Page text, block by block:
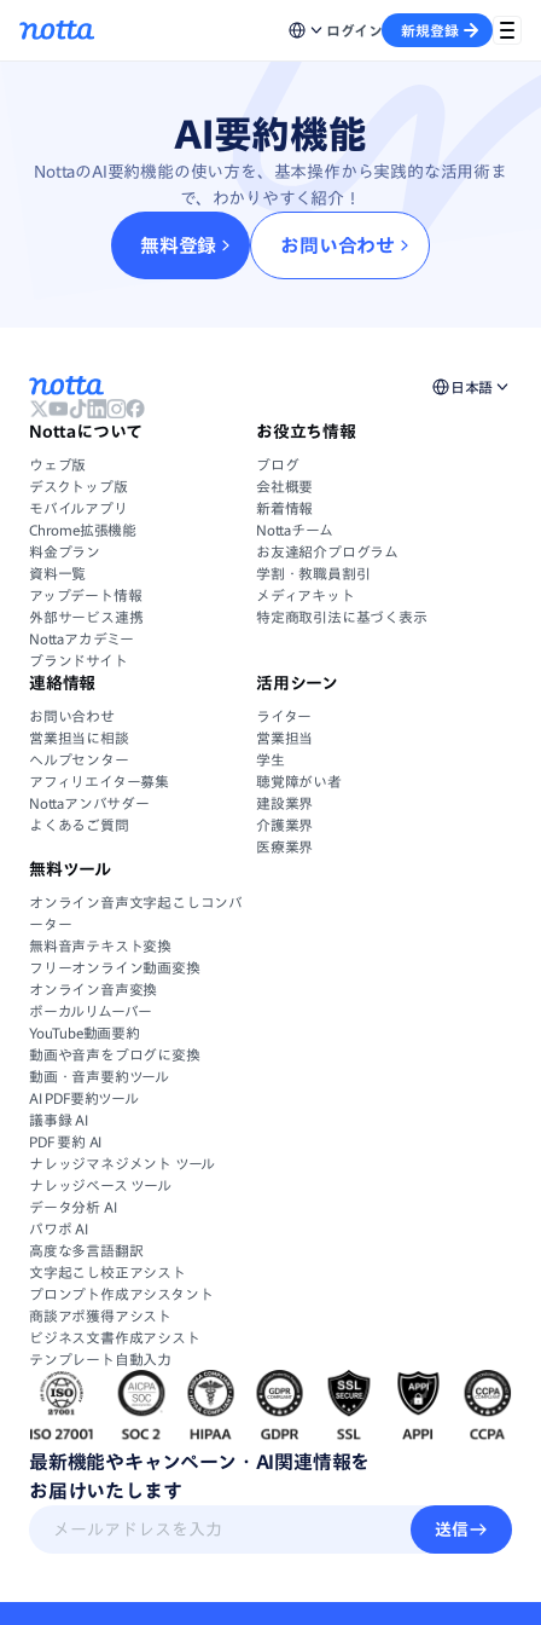
ログイン 新規登録
AI要約機能
NottaのAI要約機能の使い方を、基本操作から実践的な活用術ま
で、わかりやすく紹介！
無料登録 お問い合わせ
日本語
Nottaについて
ウェブ版
デスクトップ版
モバイルアプリ
Chrome拡張機能
料金プラン
資料一覧
アップデート情報
外部サービス連携
Nottaアカデミー
ブランドサイト
お役立ち情報
ブログ
会社概要
新着情報
Nottaチーム
お友達紹介プログラム
学割・教職員割引
メディアキット
特定商取引法に基づく表示
連絡情報
お問い合わせ
営業担当に相談
ヘルプセンター
アフィリエイター募集
Nottaアンバサダー
よくあるご質問
活用シーン
ライター
営業担当
学生
聴覚障がい者
建設業界
介護業界
医療業界
無料ツール
オンライン音声文字起こしコンバ
ーター
無料音声テキスト変換
フリーオンライン動画変換
オンライン音声変換
ボーカルリムーバー
YouTube動画要約
動画や音声をブログに変換
動画・音声要約ツール
AI PDF要約ツール
議事録 AI
PDF 要約 AI
ナレッジマネジメント ツール
ナレッジベース ツール
データ分析 AI
パワポ AI
高度な多言語翻訳
文字起こし校正アシスト
プロンプト作成アシスタント
商談アポ獲得アシスト
ビジネス文書作成アシスト
テンプレート自動入力
最新機能やキャンペーン・ AI関連情報を
お届けいたします
送信